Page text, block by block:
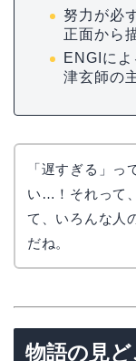
努力が必
正面から
ENGIに
津玄師の
「遅すぎる」っ
い…！それって
て、いろんな人
だね。
物語の見